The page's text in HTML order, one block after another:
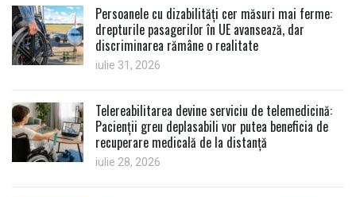
Persoanele cu dizabilități cer măsuri mai ferme:
drepturile pasagerilor în UE avansează, dar
discriminarea rămâne o realitate
iulie 31, 2026
Telereabilitarea devine serviciu de telemedicină:
Pacienții greu deplasabili vor putea beneficia de
recuperare medicală de la distanță
iulie 28, 2026